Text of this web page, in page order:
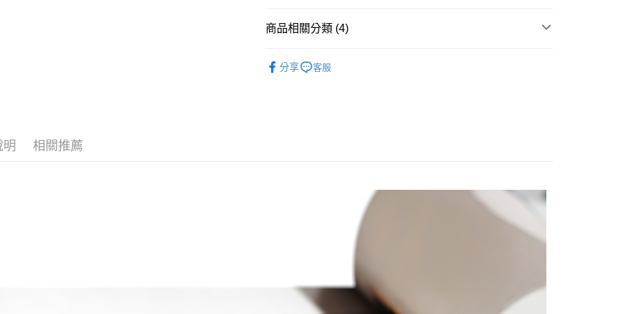
全家取貨付款
每筆NT$60，滿NT$1,000(含以上)免運費
商品相關分類 (4)
分享 客服
明 相關推薦